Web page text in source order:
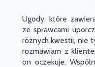
Ugody, które
ze sprawcami
różnych kwestii, nie
rozmawiam z
on oczekuje.